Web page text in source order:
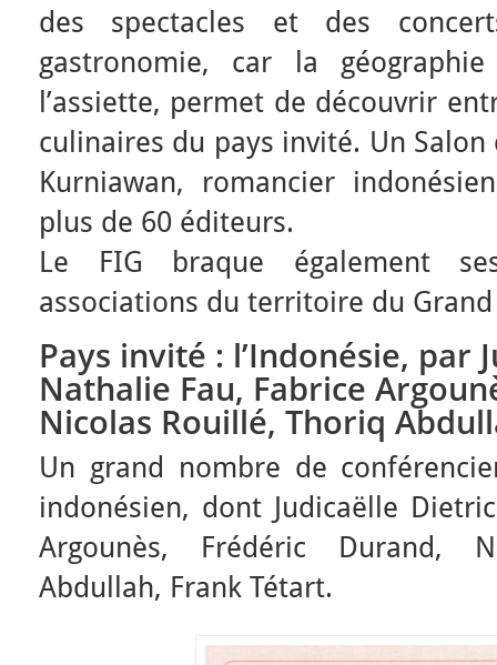
des spectacles et des
gastronomie, car la
l’assiette, permet de découvrir
culinaires du pays invité. Un
Kurniawan, romancier
plus de 60 éditeurs.
Le FIG braque également
associations du territoire du Grand
Pays invité : l’Indonésie, par
Nathalie Fau, Fabrice
Nicolas Rouillé, Thoriq
Un grand nombre de
indonésien, dont Judicaëlle
Argounès, Frédéric Durand,
Abdullah, Frank Tétart.